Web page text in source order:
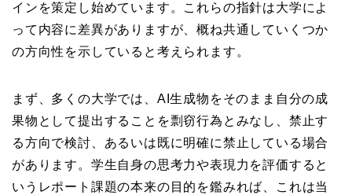
インを策定し始めています。これらの指針は大学によ
って内容に差異がありますが、概ね共通していくつか
の方向性を示していると考えられます。
まず、多くの大学では、AI生成物をそのまま自分の成
果物として提出することを剽窃行為とみなし、禁止す
る方向で検討、あるいは既に明確に禁止している場合
があります。学生自身の思考力や表現力を評価すると
いうレポート課題の本来の目的を鑑みれば、これは当